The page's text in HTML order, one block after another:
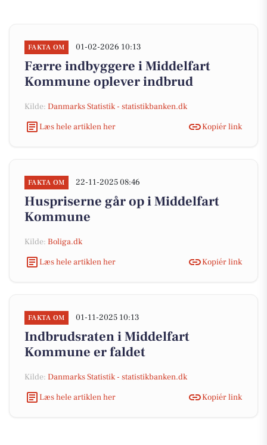
FAKTA OM 01-02-2026 10:13
Færre indbyggere i Middelfart
Kommune oplever indbrud
Kilde: Danmarks Statistik - statistikbanken.dk
Læs hele artiklen her
Kopiér link
FAKTA OM 22-11-2025 08:46
Huspriserne går op i Middelfart
Kommune
Kilde: Boliga.dk
Læs hele artiklen her
Kopiér link
FAKTA OM 01-11-2025 10:13
Indbrudsraten i Middelfart
Kommune er faldet
Kilde: Danmarks Statistik - statistikbanken.dk
Læs hele artiklen her
Kopiér link